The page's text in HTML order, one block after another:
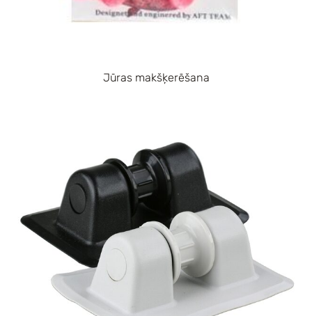
Jūras makšķerēšana